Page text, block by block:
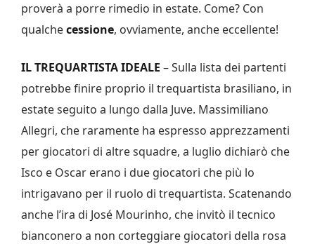
proverà a porre rimedio in estate. Come? Con
qualchecessione, ovviamente, anche eccellente!
IL TREQUARTISTA IDEALE – Sulla lista dei partenti
potrebbe finire proprio il trequartista brasiliano, in
estate seguito a lungo dalla Juve. Massimiliano
Allegri, che raramente ha espresso apprezzamenti
per giocatori di altre squadre, a luglio dichiarò che
Isco e Oscar erano i due giocatori che più lo
intrigavano per il ruolo di trequartista. Scatenando
anche l’ira di José Mourinho, che invitò il tecnico
bianconero a non corteggiare giocatori della rosa